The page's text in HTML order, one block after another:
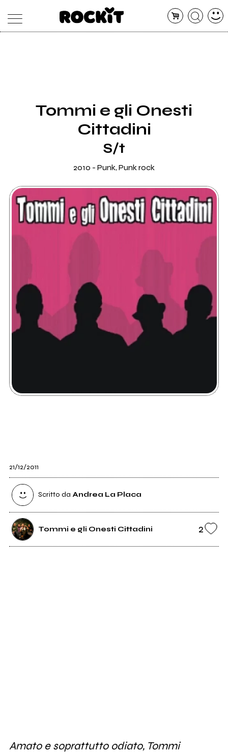
SHOP
Tommi e gli Onesti
Cittadini
S/t
2010 - Punk, Punk rock
21/12/2011
Scritto da Andrea La Placa
Tommi e gli Onesti Cittadini 2
Amato e soprattutto odiato, Tommi